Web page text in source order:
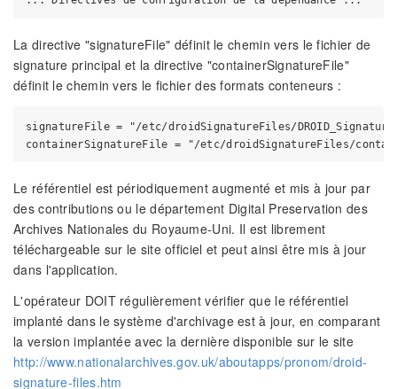
La directive "signatureFile" définit le chemin vers le fichier de
signature principal et la directive "containerSignatureFile"
définit le chemin vers le fichier des formats conteneurs :
signatureFile = "/etc/droidSignatureFiles/
Le référentiel est périodiquement augmenté et mis à jour par
des contributions ou le département Digital Preservation des
Archives Nationales du Royaume-Uni. Il est librement
téléchargeable sur le site officiel et peut ainsi être mis à jour
dans l'application.
L'opérateur DOIT régulièrement vérifier que le référentiel
implanté dans le système d'archivage est à jour, en comparant
la version implantée avec la dernière disponible sur le site
http://www.nationalarchives.gov.uk/aboutapps/pronom/droid-
signature-files.htm